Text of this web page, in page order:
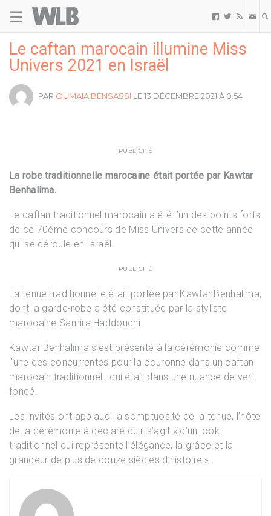
☰   
Le caftan marocain illumine Miss
Univers 2021 en Israël
PAR OUMAIA BENSASSI LE 13 DÉCEMBRE 2021 À 0:54
PUBLICITÉ
La robe traditionnelle marocaine était portée par Kawtar
Benhalima.
Le caftan traditionnel marocain a été l’un des points forts
de ce 70ème concours de Miss Univers de cette année
qui se déroule en Israël.
PUBLICITÉ
La tenue traditionnelle était portée par Kawtar Benhalima,
dont la garde-robe a été constituée par la styliste
marocaine Samira Haddouchi.
Kawtar Benhalima s’est présenté à la cérémonie comme
l’une des concurrentes pour la couronne dans un caftan
marocain traditionnel , qui était dans une nuance de vert
foncé.
Les invités ont applaudi la somptuosité de la tenue, l’hôte
de la cérémonie à déclaré qu’il s’agit « d’un look
traditionnel qui représente l’élégance, la grâce et la
grandeur de plus de douze siècles d’histoire ».